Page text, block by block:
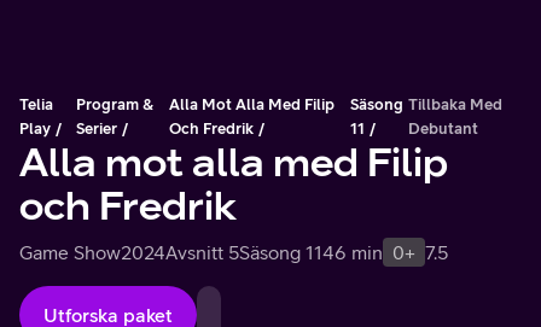
Telia
Play
Program &
Serier
Alla Mot Alla Med Filip
Och Fredrik
Säsong
11
Tillbaka Med
Debutant
Alla mot alla med Filip
och Fredrik
Game Show2024Avsnitt 5Säsong 1146 min 0+ 7.5
Utforska paket